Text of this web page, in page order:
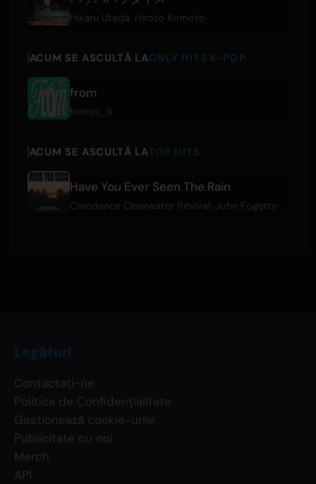
Hikaru Utada Hiroto Komoto
ACUM SE ASCULTĂ LAONLY HITS K-POP
from
fromis_9
ACUM SE ASCULTĂ LATOP HITS
Have You Ever Seen The Rain
Creedence Clearwater Revival John Fogerty,
Legături
Contactați-ne
Politica de Confidențialitate
Gestionează cookie-urile
Publicitate cu noi
Merch
API